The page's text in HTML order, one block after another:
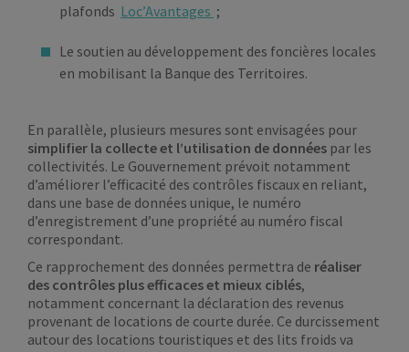
plafonds Loc’Avantages ;
Le soutien au développement des foncières locales
en mobilisant la Banque des Territoires.
En parallèle, plusieurs mesures sont envisagées pour
simplifier la collecte et l’utilisation de données par les
collectivités. Le Gouvernement prévoit notamment
d’améliorer l’efficacité des contrôles fiscaux en reliant,
dans une base de données unique, le numéro
d’enregistrement d’une propriété au numéro fiscal
correspondant.
Ce rapprochement des données permettra de réaliser
des contrôles plus efficaces et mieux ciblés,
notamment concernant la déclaration des revenus
provenant de locations de courte durée. Ce durcissement
autour des locations touristiques et des lits froids va